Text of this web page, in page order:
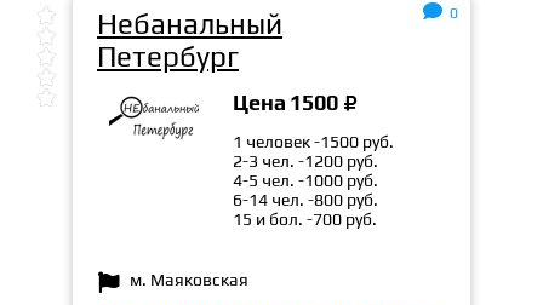





Небанальный
Петербург
 0
Цена 1500
1 человек -1500 руб.
2-3 чел. -1200 руб.
4-5 чел. -1000 руб.
6-14 чел. -800 руб.
15 и бол. -700 руб.
 м. Маяковская